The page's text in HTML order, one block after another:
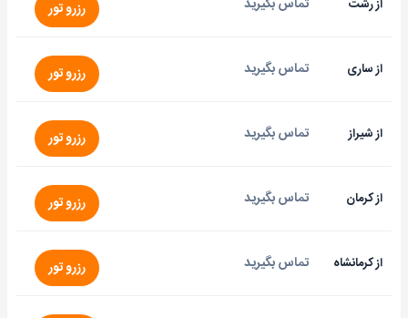
از رشت تماس بگیرید رزرو تور
از ساری تماس بگیرید رزرو تور
از شیراز تماس بگیرید رزرو تور
از کرمان تماس بگیرید رزرو تور
از کرمانشاه تماس بگیرید رزرو تور